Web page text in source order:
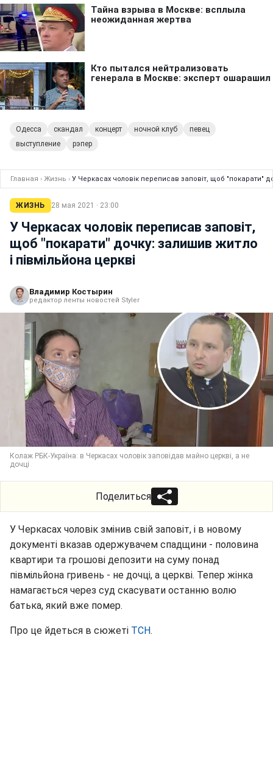
Одесса скандал концерт ночной клуб
певец
выступление
рэпер
Главная › Жизнь › У Черкасах чоловік переписав заповіт, щоб "покарати"
ЖИЗНЬ 28 мая 2021 · 23:00
У Черкасах чоловік переписав заповіт,
щоб "покарати" дочку: залишив житло
і півмільйона церкві
Владимир Костырин
редактор ленты новостей Styler
Колаж РБК-Україна: в Черкасах чоловік заповідав майно церкві, а не
дочці
Поделиться
У Черкасах чоловік змінив свій заповіт, і в новому
документі вказав одержувачем спадщини - половина
квартири та грошові депозити на суму понад
півмільйона гривень - не дочці, а церкві. Тепер жінка
намагається через суд скасувати останню волю
батька, який вже помер.
Про це йдеться в сюжеті ТСН.